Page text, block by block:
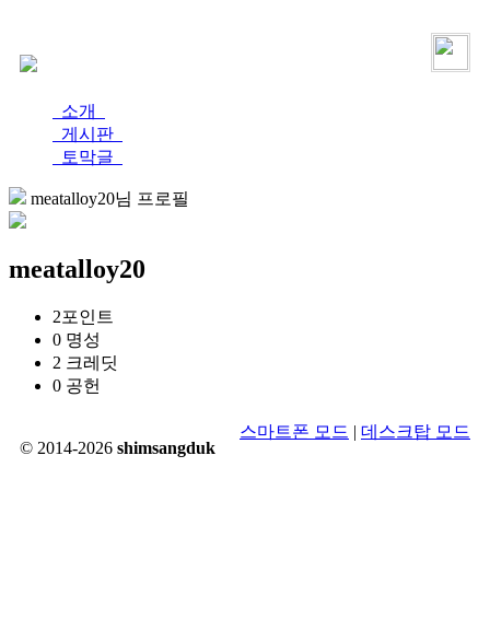
소개
게시판
토막글
meatalloy20님 프로필
meatalloy20
2포인트
0 명성
2 크레딧
0 공헌
© 2014-2026 shimsangduk
스마트폰 모드 | 데스크탑 모드